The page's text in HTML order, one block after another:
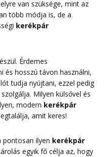
van szüksége, mint az
több módja is, de a
kerékpár
Érdemes
és hosszú távon használni,
tudja nyújtani, ezzel pedig
Milyen külsővel és
modern kerékpár
amit keres!
pontosan ilyen kerékpár
egyik fő célja az, hogy